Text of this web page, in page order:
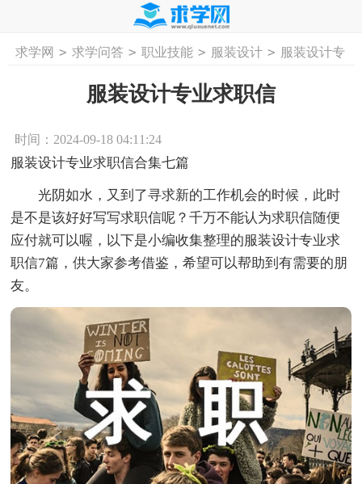
首页 工作计划 活动计划 学习计划
求学网 > 求学问答 > 职业技能 > 服装设计 > 服装设计专
服装设计专业求职信
时间：2024-09-18 04:11:24
服装设计专业求职信合集七篇
光阴如水，又到了寻求新的工作机会的时候，此时
是不是该好好写写求职信呢？千万不能认为求职信随便
应付就可以喔，以下是小编收集整理的服装设计专业求
职信7篇，供大家参考借鉴，希望可以帮助到有需要的朋
友。